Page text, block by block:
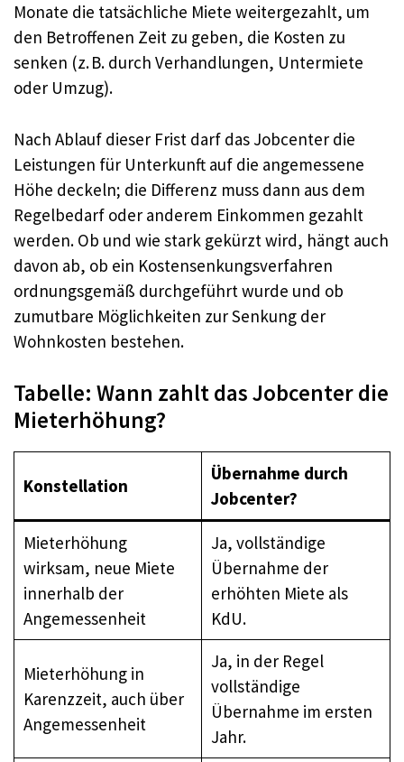
Monate die tatsächliche Miete weitergezahlt, um
den Betroffenen Zeit zu geben, die Kosten zu
senken (z. B. durch Verhandlungen, Untermiete
oder Umzug).
Nach Ablauf dieser Frist darf das Jobcenter die
Leistungen für Unterkunft auf die angemessene
Höhe deckeln; die Differenz muss dann aus dem
Regelbedarf oder anderem Einkommen gezahlt
werden. Ob und wie stark gekürzt wird, hängt auch
davon ab, ob ein Kostensenkungsverfahren
ordnungsgemäß durchgeführt wurde und ob
zumutbare Möglichkeiten zur Senkung der
Wohnkosten bestehen.
Tabelle: Wann zahlt das Jobcenter die
Mieterhöhung?
Konstellation
Übernahme durch
Jobcenter?
Mieterhöhung
wirksam, neue Miete
innerhalb der
Angemessenheit
Ja, vollständige
Übernahme der
erhöhten Miete als
KdU.
Mieterhöhung in
Karenzzeit, auch über
Angemessenheit
Ja, in der Regel
vollständige
Übernahme im ersten
Jahr.